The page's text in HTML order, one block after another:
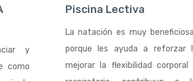
y
como
Piscina Lectiva
La natación es muy
porque les ayuda a reforzar
mejorar la flexibilidad